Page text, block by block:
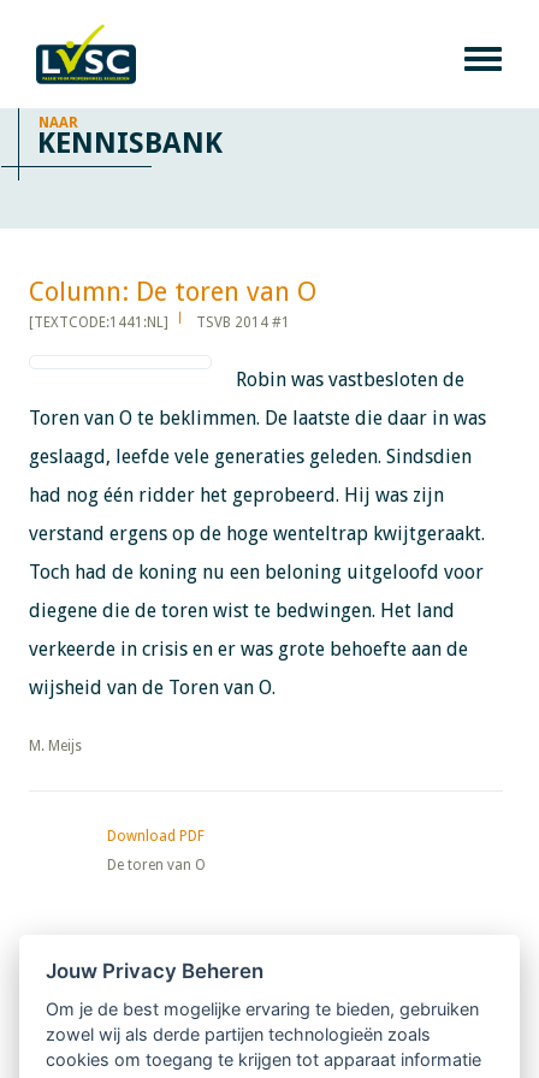
NAAR
KENNISBANK
Column: De toren van O​​​​​​
[TEXTCODE:1441:NL] TSVB 2014 #1
Robin was vastbesloten de
Toren van O te beklimmen. De laatste die daar in was
geslaagd, leefde vele generaties geleden. Sindsdien
had nog één ridder het geprobeerd. Hij was zijn
verstand ergens op de hoge wenteltrap kwijtgeraakt.
Toch had de koning nu een beloning uitgeloofd voor
diegene die de toren wist te bedwingen. Het land
verkeerde in crisis en er was grote behoefte aan de
wijsheid van de Toren van O.
​​​​​​​M. Meijs
Download PDF
De toren van O
Nieuwsbrief
Ontvang 10 x per jaar de LVSC-
relatienieuwsbrief met o.a.:
Jouw Privacy Beheren
Om je de best mogelijke ervaring te bieden, gebruiken
zowel wij als derde partijen technologieën zoals
cookies om toegang te krijgen tot apparaat informatie